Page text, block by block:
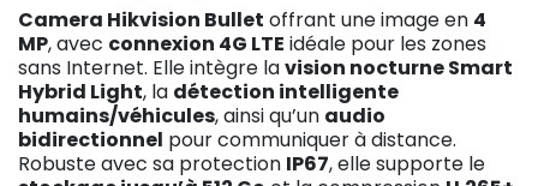
Camera Hikvision Bullet offrant une image en 4
MP, avec connexion 4G LTE idéale pour les zones
sans Internet. Elle intègre lavision nocturne Smart
Hybrid Light, la détection intelligente
humains/véhicules, ainsi qu’un audio
bidirectionnel pour communiquer à distance.
Robuste avec sa protection IP67, elle supporte le